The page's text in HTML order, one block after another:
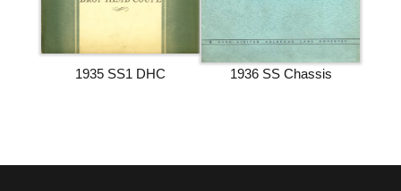
1935 SS1 DHC 1936 SS Chassis